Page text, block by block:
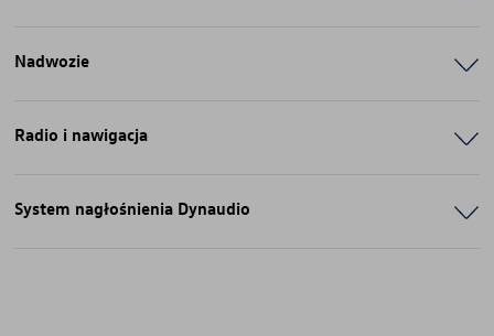
Nadwozie
Radio i nawigacja
System nagłośnienia Dynaudio